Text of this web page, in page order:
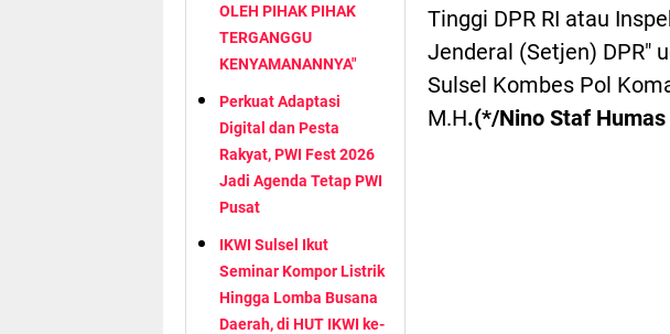
OLEH PIHAK PIHAK
TERGANGGU
KENYAMANANNYA"
Perkuat Adaptasi
Digital dan Pesta
Rakyat, PWI Fest 2026
Jadi Agenda Tetap PWI
Pusat
IKWI Sulsel Ikut
Seminar Kompor Listrik
Hingga Lomba Busana
Daerah, di HUT IKWI ke-
Tinggi DPR RI atau
Jenderal (Setjen) DPR"
Sulsel Kombes Pol
M.H.(*/Nino Staf